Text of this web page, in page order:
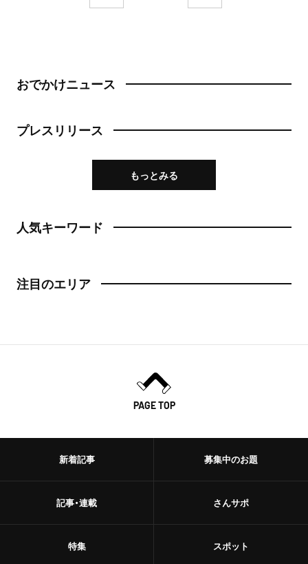
おでかけニュース
プレスリリース
もっとみる
人気キーワード
注目のエリア
PAGE TOP
新着記事
記事・連載
特集
募集中のお題
さんサポ
スポット